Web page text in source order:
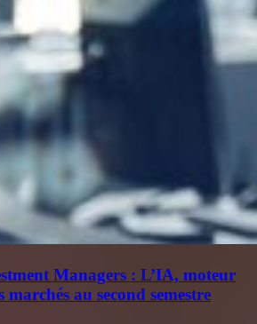
Managers : L’IA, moteur
au second semestre